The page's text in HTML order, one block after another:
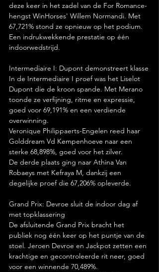
deze keer in het zadel van de For Romance-
hengst WinHorses' Willem Normandi. Met
67,721% stond ze opnieuw op het podium.
Een indrukwekkende prestatie op één
indoorwedstrijd.
Intermediaire I: Dupont demonstreert klasse
In de Intermediaire I proef was het Liselot
Dupont die de kroon spande. Met Merano
toonde ze verfijning, ritme en expressie,
goed voor 69,191% en een verdiende
overwinning.
Veronique Philippaerts-Engelen reed haar
Golddream Vd Kempenhoeve naar een
sterke 68,898%, goed voor het zilver.
De derde plaats ging naar Athina Van
Robaeys met Kefraya M, dankzij een
degelijke proef die 67,206% opleverde.
Grand Prix: Devroe sluit de indoor dag af
met topklassering
De afsluitende Grand Prix bracht het
publiek nog één keer op het puntje van de
stoel. Jeroen Devroe en Jackpot zetten een
krachtige en gecontroleerde rit neer, goed
voor een winnende 70,489%.